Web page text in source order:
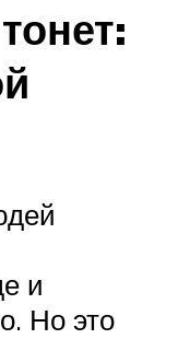
и
Но это